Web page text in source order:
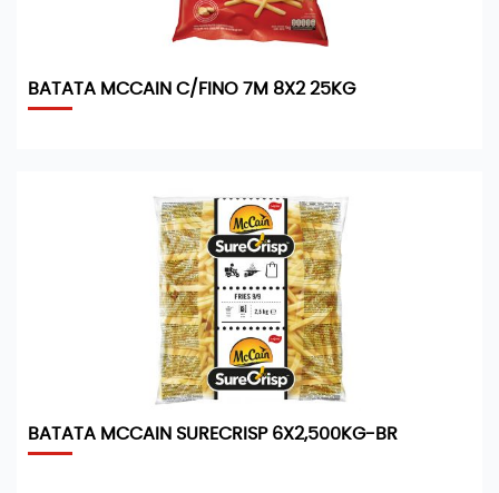
BATATA MCCAIN C/FINO 7M 8X2 25KG
BATATA MCCAIN SURECRISP 6X2,500KG-BR